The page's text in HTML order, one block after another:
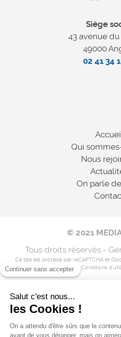
Siège
43 avenue
49000
02 41 34
Qui
Nous
On parle
© 2021
Tous droits réservés -
Ce site est protégé par reCAPTCHA et
Conditions
Continuer sans accepter
Salut c'est nous...
les Cookies !
On a attendu d'être sûrs que le
avant de vous déranger, mais on